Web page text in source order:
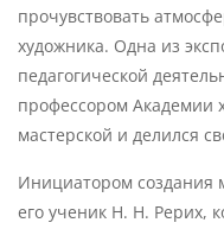
прочувствовать
художника. Одна из
педагогической
профессором Академии
мастерской и делился
Инициатором создания
его ученик Н. Н. Рерих,